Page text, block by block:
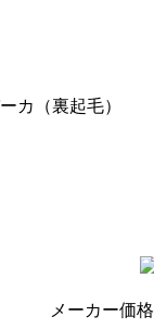
カ（裏起毛）
メーカー価格